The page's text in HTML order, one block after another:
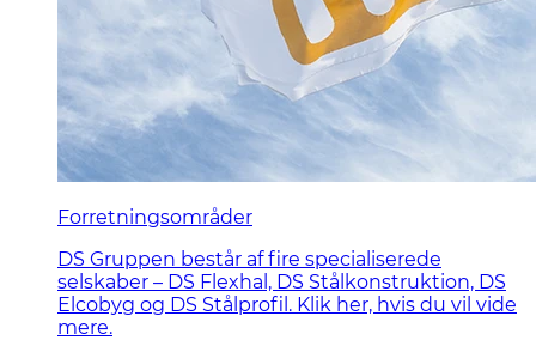
Forretningsområder
DS Gruppen består af fire specialiserede
selskaber – DS Flexhal, DS Stålkonstruktion, DS
Elcobyg og DS Stålprofil. Klik her, hvis du vil vide
mere.